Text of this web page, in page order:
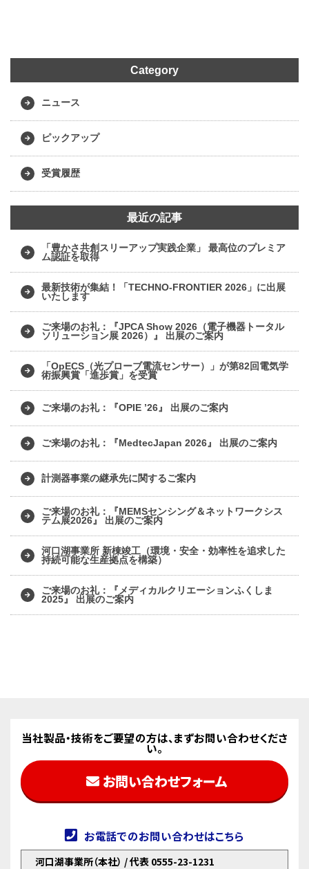
Category
ニュース
ピックアップ
受賞履歴
最近の記事
「豊かさ共創スリーアップ実践企業」 最高位のプレミア
ム認証を取得
最新技術が集結！「TECHNO-FRONTIER 2026」に出展
いたします
ご来場のお礼：『JPCA Show 2026（電子機器トータル
ソリューション展 2026）』 出展のご案内
「OpECS（光プローブ電流センサー）」が第82回電気学
術振興賞「進歩賞」を受賞
ご来場のお礼：『OPIE ’26』 出展のご案内
ご来場のお礼：『MedtecJapan 2026』 出展のご案内
計測器事業の継承先に関するご案内
ご来場のお礼：『MEMSセンシング＆ネットワークシス
テム展2026』 出展のご案内
河口湖事業所 新棟竣工（環境・安全・効率性を追求した
持続可能な生産拠点を構築）
ご来場のお礼：『メディカルクリエーションふくしま
2025』 出展のご案内
当社製品・技術をご要望の方は、まずお問い合わせくださ
い。
お問い合わせフォーム
お電話でのお問い合わせはこちら
河口湖事業所（本社） / 代表 0555-23-1231